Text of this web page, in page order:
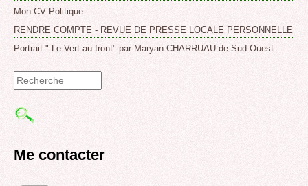
Mon CV Politique
RENDRE COMPTE - REVUE DE PRESSE LOCALE PERSONNELLE
Portrait " Le Vert au front" par Maryan CHARRUAU de Sud Ouest
de
recherche
Me contacter